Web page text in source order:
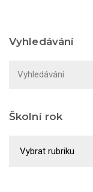
Vyhledávání
Školní rok
rok